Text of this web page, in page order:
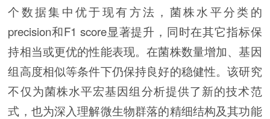
个数据集中优于现有方法，菌株水平分类的
precision和F1 score显著提升，同时在其它指标保
持相当或更优的性能表现。在菌株数量增加、基因
组高度相似等条件下仍保持良好的稳健性。该研究
不仅为菌株水平宏基因组分析提供了新的技术范
式，也为深入理解微生物群落的精细结构及其功能